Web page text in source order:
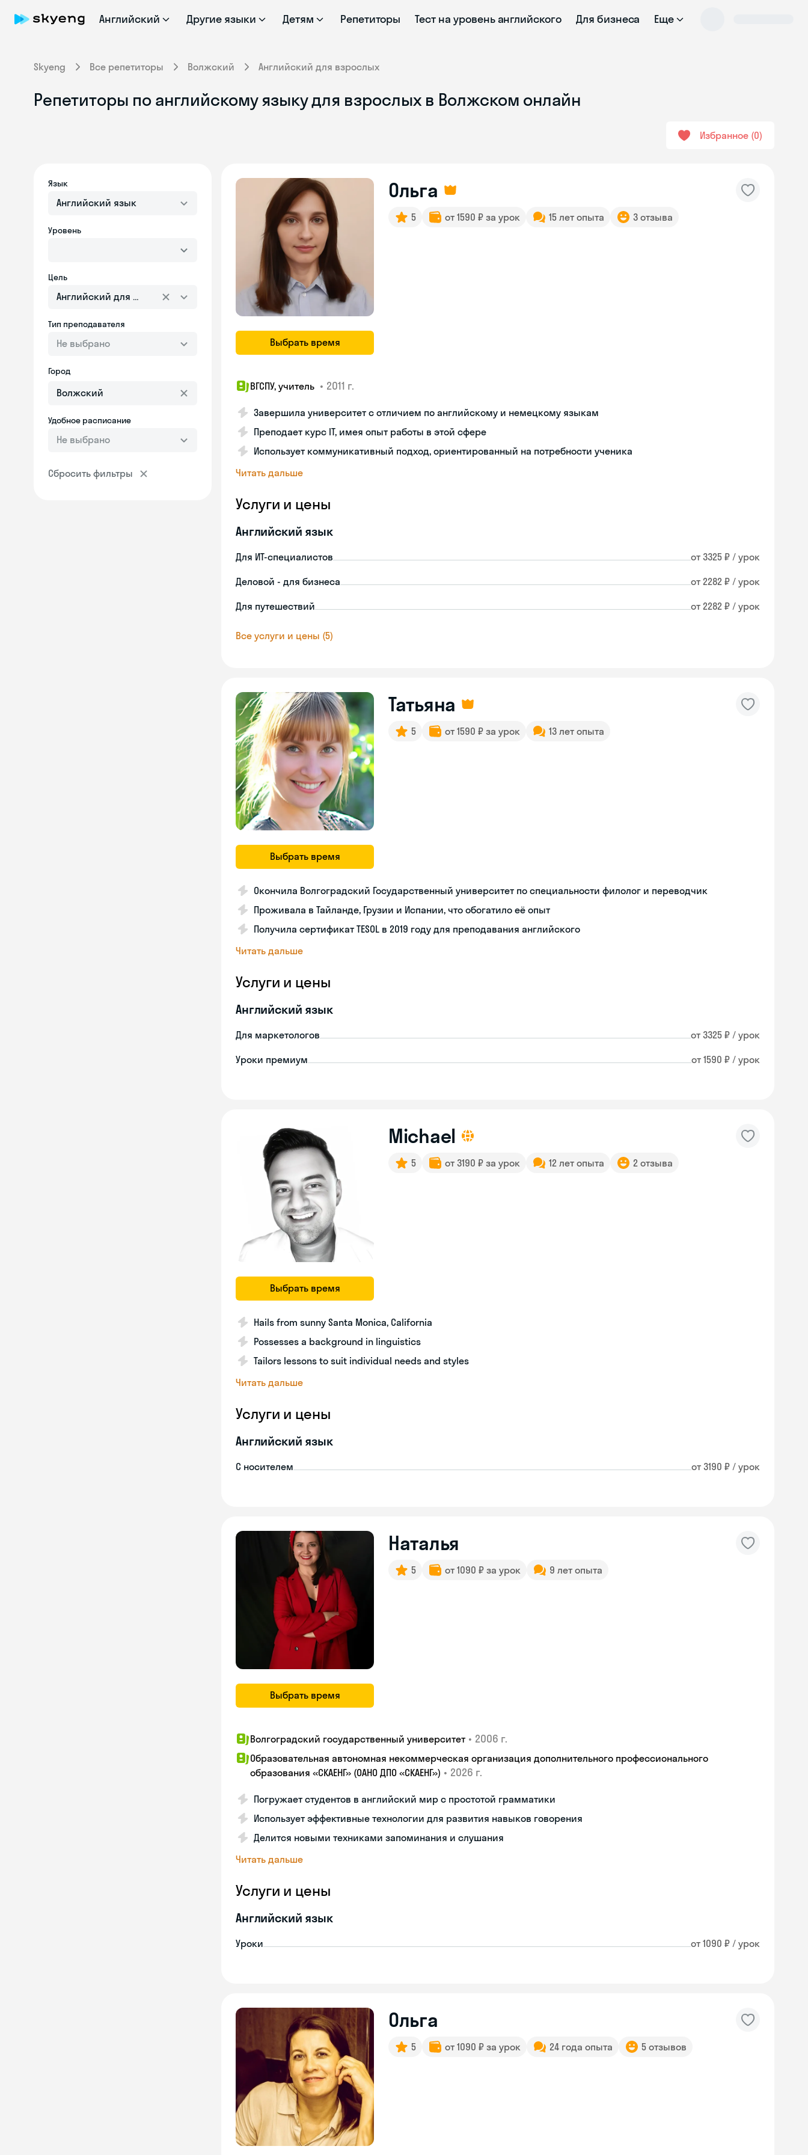
Английский Другие языки Детям Репетиторы Тест на уровень английского Для бизнеса Еще
Skyeng Все репетиторы Волжский Английский для взрослых
Репетиторы по английскому языку для взрослых в Волжском онлайн
Избранное 0
Язык
Английский язык
Уровень
Цель
Английский для взрослых
Тип преподавателя
Не выбрано
Город
Удобное расписание
Не выбрано
Сбросить фильтры
Выбрать время
Ольга
5 от 1590 ₽ за урок 15 лет опыта 3 отзыва
ВГСПУ, учитель • 2011 г.
Завершила университет с отличием по английскому и немецкому языкам
Преподает курс IT, имея опыт работы в этой сфере
Использует коммуникативный подход, ориентированный на потребности ученика
Читать дальше
Услуги и цены
Английский язык
Для ИТ-специалистов от 3325 ₽ / урок
Деловой - для бизнеса от 2282 ₽ / урок
Для путешествий от 2282 ₽ / урок
Все услуги и цены (5)
Выбрать время
Татьяна
5 от 1590 ₽ за урок 13 лет опыта
Окончила Волгоградский Государственный университет по специальности филолог и переводчик
Проживала в Тайланде, Грузии и Испании, что обогатило её опыт
Получила сертификат TESOL в 2019 году для преподавания английского
Читать дальше
Услуги и цены
Английский язык
Для маркетологов от 3325 ₽ / урок
Уроки премиум от 1590 ₽ / урок
Выбрать время
Michael
5 от 3190 ₽ за урок 12 лет опыта 2 отзыва
Hails from sunny Santa Monica, California
Possesses a background in linguistics
Tailors lessons to suit individual needs and styles
Читать дальше
Услуги и цены
Английский язык
С носителем от 3190 ₽ / урок
Выбрать время
Наталья
5 от 1090 ₽ за урок 9 лет опыта
Волгоградский государственный университет • 2006 г.
Образовательная автономная некоммерческая организация дополнительного профессионального
образования «СКАЕНГ» (ОАНО ДПО «СКАЕНГ») • 2026 г.
Погружает студентов в английский мир с простотой грамматики
Использует эффективные технологии для развития навыков говорения
Делится новыми техниками запоминания и слушания
Читать дальше
Услуги и цены
Английский язык
Уроки от 1090 ₽ / урок
Ольга
5 от 1090 ₽ за урок 24 года опыта 5 отзывов